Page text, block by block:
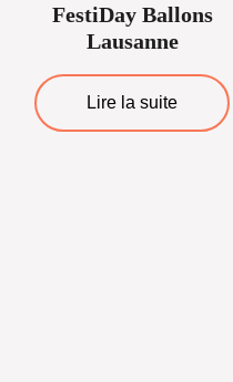
FestiDay Ballons
Lausanne
Lire la suite